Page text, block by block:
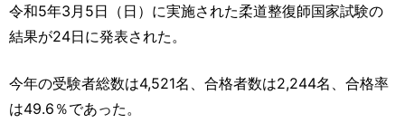
運営元 お問い合わせ
令和5年3月5日（日）に実施された柔道整復師国家試験の
結果が24日に発表された。
今年の受験者総数は4,521名、合格者数は2,244名、合格率
は49.6％であった。